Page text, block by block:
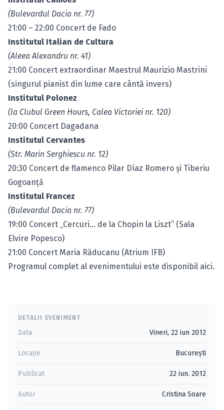
(Bulevardul Dacia nr. 77)
21:00 – 22:00 Concert de Fado
Institutul Italian de Cultura
(Aleea Alexandru nr. 41)
21:00 Concert extraordinar Maestrul Maurizio Mastrini
(singurul pianist din lume care cântă invers)
Institutul Polonez
(la Clubul Green Hours, Calea Victoriei nr. 120)
20:00 Concert Dagadana
Institutul Cervantes
(Str. Marin Serghiescu nr. 12)
20:30 Concert de flamenco Pilar Díaz Romero şi Tiberiu
Gogoanţă
Institutul Francez
(Bulevardul Dacia nr. 77)
19:00 Concert „Cercuri… de la Chopin la Liszt” (Sala
Elvire Popesco)
21:00 Concert Maria Răducanu (Atrium IFB)
Programul complet al evenimentului este disponibil aici.
DETALII EVENIMENT
Data Vineri, 22 iun 2012
Locație Bucureşti
Publicat 22 iun. 2012
Autor Cristina Soare